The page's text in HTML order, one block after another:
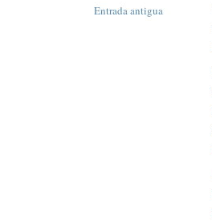
Entrada antigua